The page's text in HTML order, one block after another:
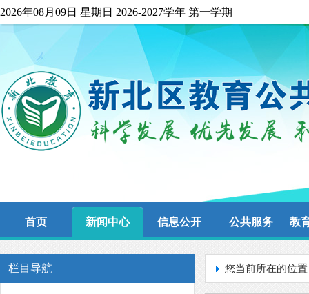
2026年08月09日 星期日 2026-2027学年 第一学期
首页 新闻中心 信息公开 公共服务 教
栏目导航 您当前所在的位